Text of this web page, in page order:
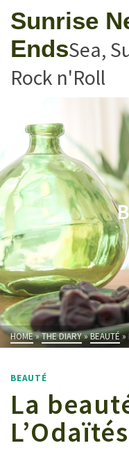
Sunrise
EndsSea,
Rock n'Roll
HOME»THE DIARY»BEAUTÉ»
BEAUTÉ
La